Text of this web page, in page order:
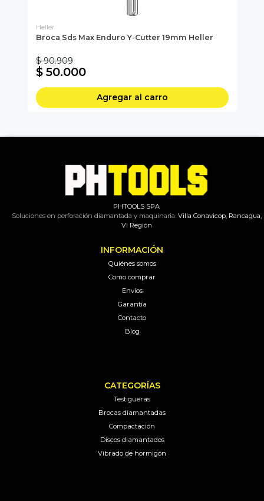
Heller
Broca Sds Max Enduro Y-Cutter 19mm Heller
$ 90.909
$ 50.000
Agregar al carro
PHTOOLS SPA
Soluciones en perforación diamantada y maquinaria.Villa Conavicop, Rancagua,
VI Región
INFORMACIÓN
Quiénes somos
Como comprar
Envíos
Garantía
Contacto
Blog
CATEGORÍAS
Testigueras
Brocas diamantadas
Compactación
Discos diamantados
Vibrado de hormigón